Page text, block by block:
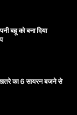
बहू को बना दिया
का 6 सायरन बजने से